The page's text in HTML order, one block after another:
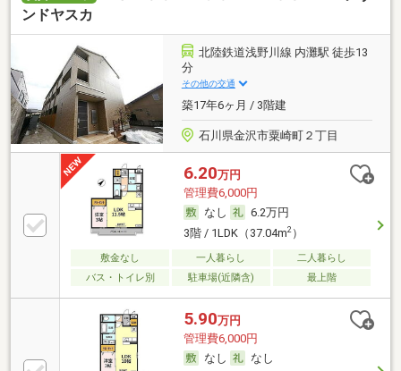
ンドヤスカ
北陸鉄道浅野川線 内灘駅 徒歩13
分
その他の交通
築17年6ヶ月 / 3階建
石川県金沢市粟崎町２丁目
6.20万円
管理費6,000円
なし
6.2万円
3階 / 1LDK（37.04m2）
敷金なし 一人暮らし
二人暮らし
バス・トイレ別
駐車場(近隣含) 最上階
5.90万円
管理費6,000円
なし
なし